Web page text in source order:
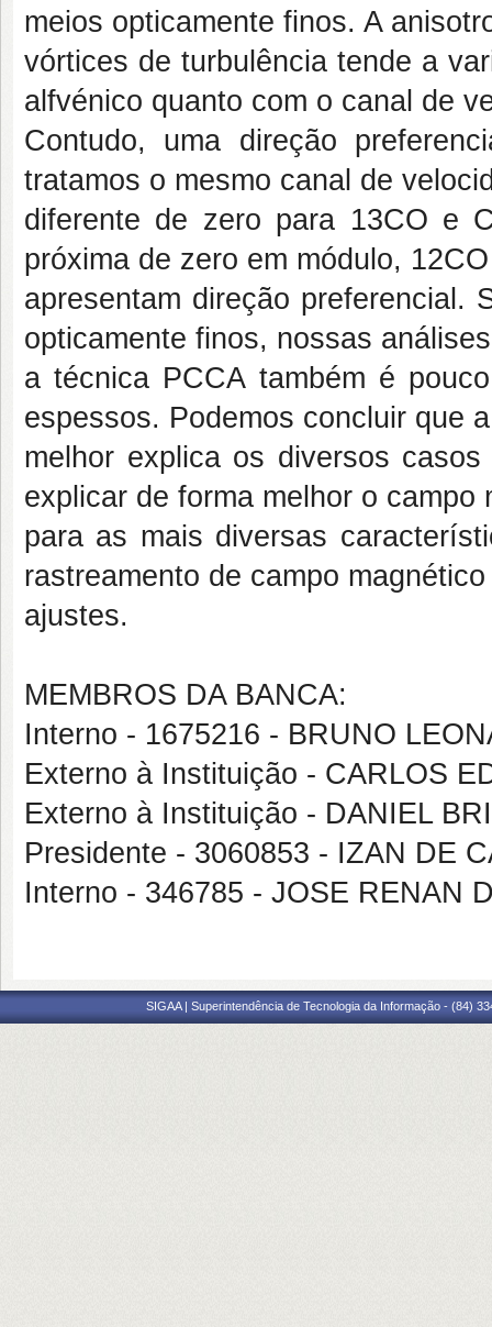
meios opticamente finos. A
vórtices de turbulência tende a
alfvénico quanto com o canal de
Contudo, uma direção
tratamos o mesmo canal de
diferente de zero para 13CO e
próxima de zero em módulo,
apresentam direção preferencial.
opticamente finos, nossas
a técnica PCCA também é
espessos. Podemos concluir que
melhor explica os diversos
explicar de forma melhor o campo
para as mais diversas
rastreamento de campo
ajustes.
MEMBROS DA BANCA:
Interno - 1675216 - BRUNO
Externo à Instituição - CARLOS
Externo à Instituição - DANIEL
Presidente - 3060853 - IZAN DE
Interno - 346785 - JOSE RENAN
SIGAA | Superintendência de Tecnologia da Informação - (84)